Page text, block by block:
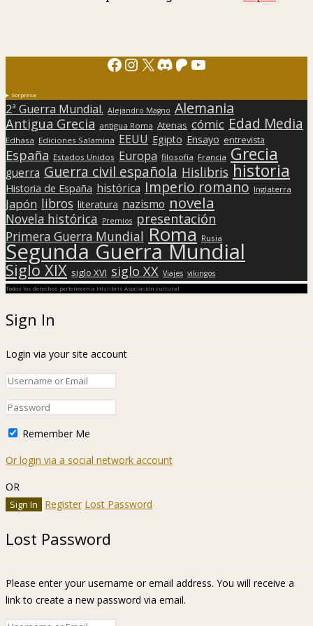
Facebook
Instagram
X Discord
Patreon
YouTube
Sorpresa
2ª Guerra Mundial. Alejandro Magno Alemania
Antigua Grecia antigua Roma Atenas cómic Edad Media
Edhasa Ediciones Salamina EEUU Egipto Ensayo entrevista
España Estados Unidos Europa filosofía Francia Grecia
guerra Guerra civil española Hislibris historia
Historia de España histórica Imperio romano Inglaterra
Japón libros literatura nazismo novela
Novela histórica Premios presentación
Primera Guerra Mundial Roma Rusia
Segunda Guerra Mundial
Siglo XIX siglo XVI siglo XX Viajes vikingos
Todos los derechos pertenecen a Hislibris Asociación cultural
Sign In
Login via your site account
Remember Me
Or login via a social network account
OR
Register Lost Password
Lost Password
Please enter your username or email address. You will receive a
link to create a new password via email.